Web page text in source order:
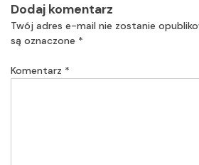
Dodaj komentarz
Twój adres e-mail nie zostanie
są oznaczone *
Komentarz *